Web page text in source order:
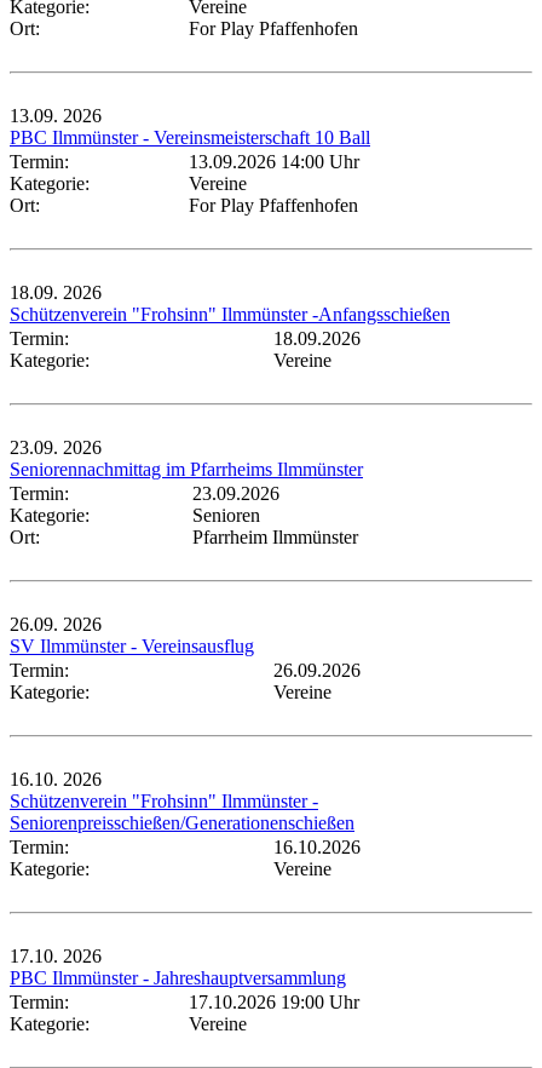
Kategorie:
Vereine
Ort:
For Play Pfaffenhofen
13.09. 2026
PBC Ilmmünster - Vereinsmeisterschaft 10 Ball
Termin:
13.09.2026 14:00 Uhr
Kategorie:
Vereine
Ort:
For Play Pfaffenhofen
18.09. 2026
Schützenverein "Frohsinn" Ilmmünster -Anfangsschießen
Termin:
18.09.2026
Kategorie:
Vereine
23.09. 2026
Seniorennachmittag im Pfarrheims Ilmmünster
Termin:
23.09.2026
Kategorie:
Senioren
Ort:
Pfarrheim Ilmmünster
26.09. 2026
SV Ilmmünster - Vereinsausflug
Termin:
26.09.2026
Kategorie:
Vereine
16.10. 2026
Schützenverein "Frohsinn" Ilmmünster -
Seniorenpreisschießen/Generationenschießen
Termin:
16.10.2026
Kategorie:
Vereine
17.10. 2026
PBC Ilmmünster - Jahreshauptversammlung
Termin:
17.10.2026 19:00 Uhr
Kategorie:
Vereine